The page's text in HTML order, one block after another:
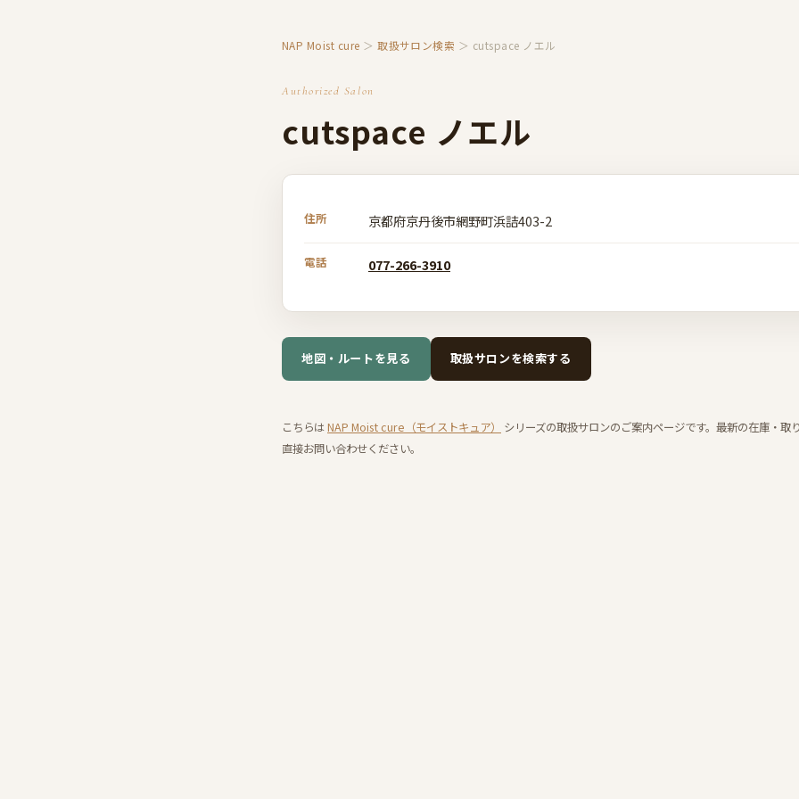
NAP Moist cure ＞取扱サロン検索 ＞ cutspace ノエル
Authorized Salon
cutspace ノエル
住所 京都府京丹後市網野町浜詰403-2
電話 077-266-3910
地図・ルートを見る 取扱サロンを検索する
こちらはNAP Moist cure（モイストキュア）
シリーズの取扱サロンのご案内ページです。最新の在庫・取
直接お問い合わせください。